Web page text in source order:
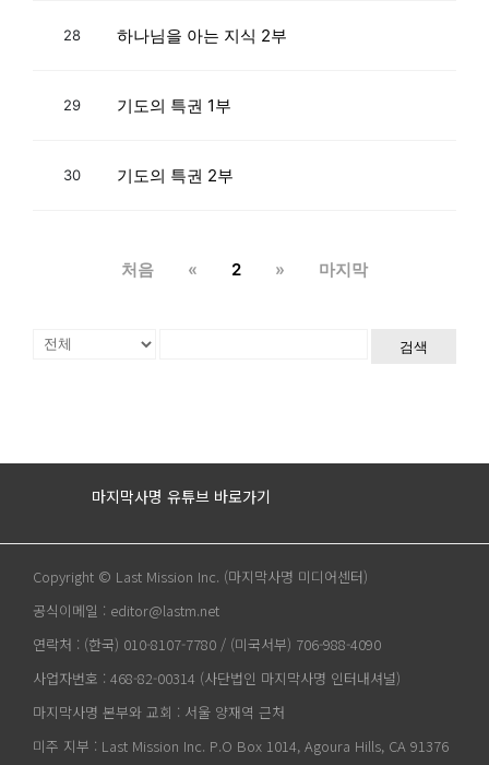
28 하나님을 아는 지식 2부
29 기도의 특권 1부
30 기도의 특권 2부
처음 « 2 » 마지막
검색
마지막사명 유튜브 바로가기
Copyright © Last Mission Inc. (마지막사명 미디어센터)
공식이메일 : editor@lastm.net
연락처 : (한국) 010-8107-7780 / (미국서부) 706-988-4090
사업자번호 : 468-82-00314 (사단법인 마지막사명 인터내셔널)
마지막사명 본부와 교회 : 서울 양재역 근처
미주 지부 : Last Mission Inc. P.O Box 1014, Agoura Hills, CA 91376